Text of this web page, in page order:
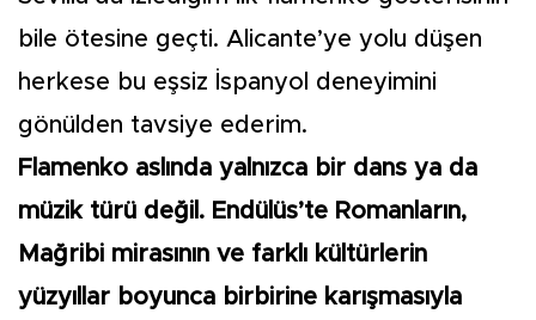
bile ötesine geçti. Alicante’ye yolu düşen
herkese bu eşsiz İspanyol deneyimini
gönülden tavsiye ederim.
Flamenko aslında yalnızca bir dans ya da
müzik türü değil. Endülüs’te Romanların,
Mağribi mirasının ve farklı kültürlerin
yüzyıllar boyunca birbirine karışmasıyla